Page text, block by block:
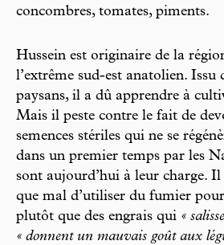
concombres, tomates, piments.
Hussein est originaire de la
l’extrême sud-est anatolien. Issu
paysans, il a dû apprendre à
Mais il peste contre le fait de
semences stériles qui ne se
dans un premier temps par les
sont aujourd’hui à leur charge. Il
que mal d’utiliser du fumier
plutôt que des engrais qui «
« donnent un mauvais goût aux